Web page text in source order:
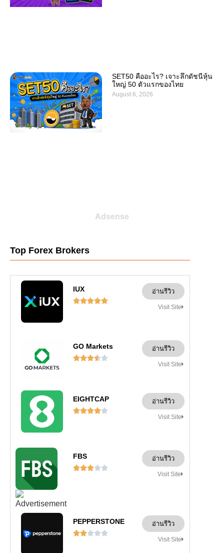
SET50 คืออะไร? เจาะลึกดัชนีหุ้น
ใหญ่ 50 ตัวแรกของไทย
August 6, 2026
Adsense
Top Forex Brokers
IUX

อ่านรีวิว
Visit Site
GO Markets

อ่านรีวิว
Visit Site
EIGHTCAP

อ่านรีวิว
Visit Site
FBS

อ่านรีวิว
Visit Site
PEPPERSTONE

อ่านรีวิว
Visit Site